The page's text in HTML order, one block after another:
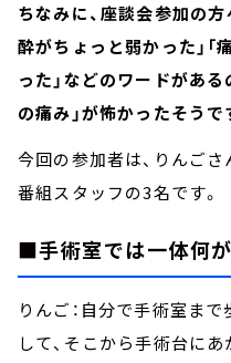
ちなみに、座談会参加の方
酔がちょっと弱かった」「
った」などのワードがある
の痛み」が怖かったそうで
今回の参加者は、りんごさん
番組スタッフの3名です。
■手術室では一体何
りんご：自分で手術室ま
して、そこから手術台に